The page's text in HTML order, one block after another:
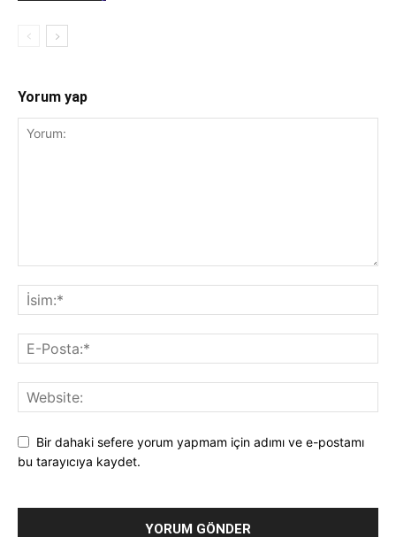
Yorum yap
Bir dahaki sefere yorum yapmam için adımı ve e-postamı
bu tarayıcıya kaydet.